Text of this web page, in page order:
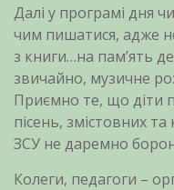
Далі у програмі дня
чим пишатися, адже
з книги…на пам’ять
звичайно, музичне
Приємно те, що діти
пісень, змістовних
ЗСУ не даремно
Колеги, педагоги –